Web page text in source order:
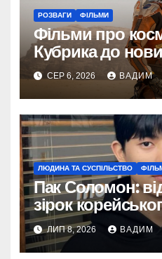
РОЗВАГИ ФІЛЬМИ
Фільми про
Кубрика до
СЕР 6, 2026 ВАДИМ
ЛЮДИНА ТА СУСПІЛЬСТВО
Пак Соломон:
зірок
ЛИП 8, 2026 ВАДИМ